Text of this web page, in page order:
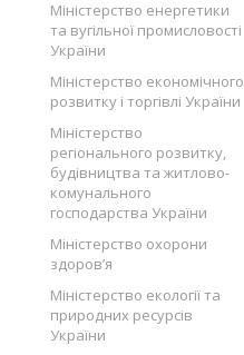
Міністерство енергетики
та вугільної промисловості
України
Міністерство економічного
розвитку і торгівлі України
Міністерство
регіонального розвитку,
будівництва та житлово-
комунального
господарства України
Міністерство охорони
здоров’я
Міністерство екології та
природних ресурсів
України